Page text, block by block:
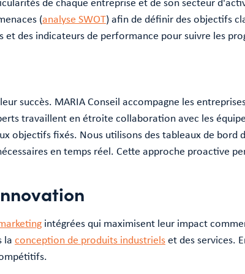
(analyse SWOT) afin de définir des objectifs
des indicateurs de performance pour suivre les
succès. MARIA Conseil accompagne les
travaillent en étroite collaboration avec les
objectifs fixés. Nous utilisons des tableaux de bord
en temps réel. Cette approche proactive
intégrées qui maximisent leur impact
la conception de produits industrielset des services.